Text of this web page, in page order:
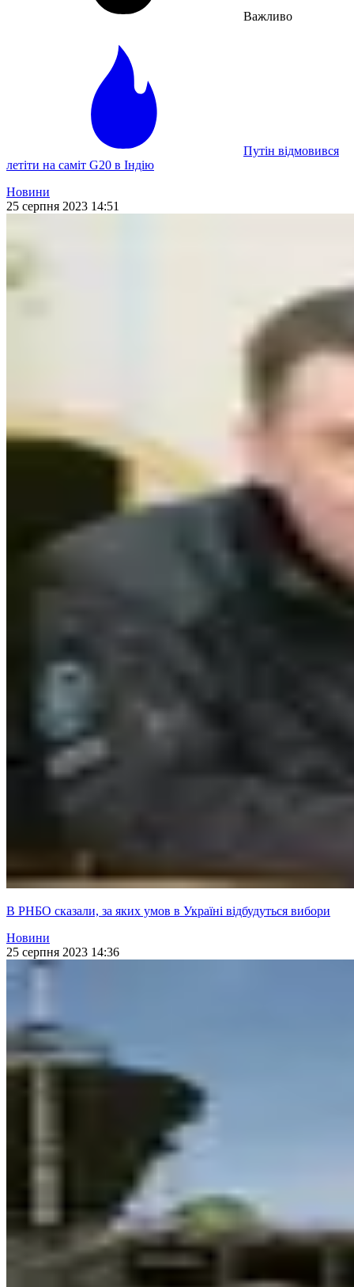
Важливо
Путін відмовився
летіти на саміт G20 в Індію
Новини
25 серпня 2023 14:51
В РНБО сказали, за яких умов в Україні відбудуться вибори
Новини
25 серпня 2023 14:36